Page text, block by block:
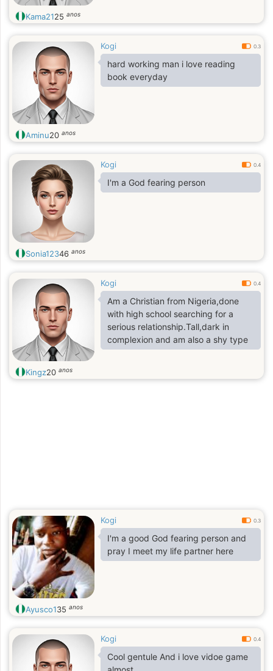
Kama2125 anos
Kogi 0.3
hard working man i love reading
book everyday
Aminu20 anos
Kogi 0.4
I'm a God fearing person
Sonia12346 anos
Kogi 0.4
Am a Christian from Nigeria,done
with high school searching for a
serious relationship.Tall,dark in
complexion and am also a shy type
Kingz20 anos
Kogi 0.3
I'm a good God fearing person and
pray I meet my life partner here
Ayusco135 anos
Kogi 0.4
Cool gentule And i love vidoe game